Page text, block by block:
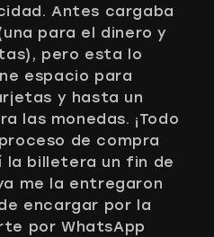
Antes cargaba
para el dinero y
pero esta lo
espacio para
y hasta un
las monedas. ¡Todo
de compra
la billetera un fin de
me la entregaron
encargar por la
por WhatsApp